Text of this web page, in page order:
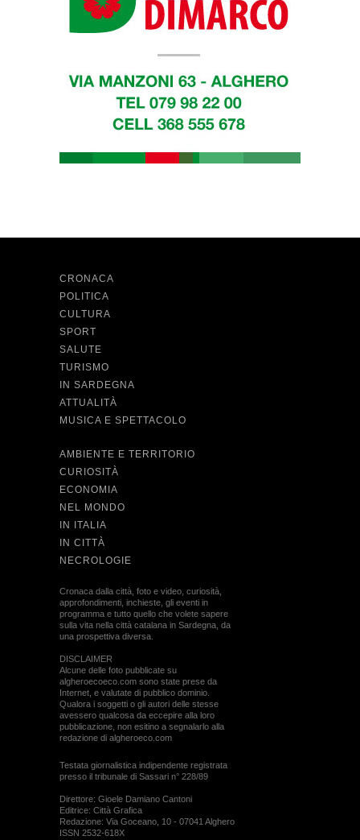
CRONACA
POLITICA
CULTURA
SPORT
SALUTE
TURISMO
IN SARDEGNA
ATTUALITÀ
MUSICA E SPETTACOLO
AMBIENTE E TERRITORIO
CURIOSITÀ
ECONOMIA
NEL MONDO
IN ITALIA
IN CITTÀ
NECROLOGIE
Cronaca dalla città, foto e video, curiosità,
approfondimenti, inchieste, gli eventi in
programma e tutto quello che volete sapere
sulla vita nella città catalana in Sardegna, da
una prospettiva diversa.
DISCLAIMER
Alcune delle foto pubblicate su
algheroecoeco.com sono state prese da
Internet, e valutate di pubblico dominio.
Qualora i soggetti o gli autori delle stesse
avessero qualcosa da eccepire alla loro
pubblicazione, non esitino a segnalarlo alla
redazione di algheroeco.com
Testata giornalistica indipendente registrata
presso il tribunale di Sassari n° 228/89
Direttore: Gioele Damiano Cantoni
Editrice: Città Grafica
Redazione: Via Goceano, 10 - 07041 Alghero
ISSN 2532-618X